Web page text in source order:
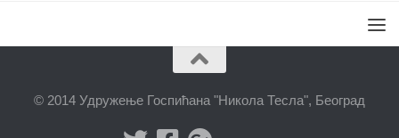
© 2014 Удружење Госпићана "Никола Тесла", Београд